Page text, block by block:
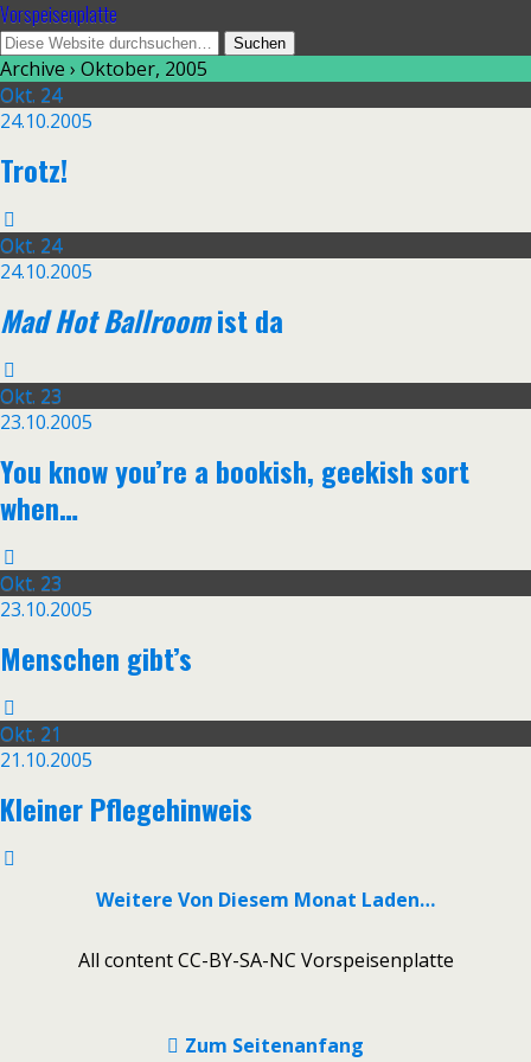
Vorspeisenplatte
Archive › Oktober, 2005
Okt. 24
24.10.2005
Trotz!
Okt. 24
24.10.2005
Mad Hot Ballroomist da
Okt. 23
23.10.2005
You know you’re a bookish, geekish sort
when…
Okt. 23
23.10.2005
Menschen gibt’s
Okt. 21
21.10.2005
Kleiner Pflegehinweis
Weitere Von Diesem Monat Laden…
All content CC-BY-SA-NC Vorspeisenplatte
Zum Seitenanfang